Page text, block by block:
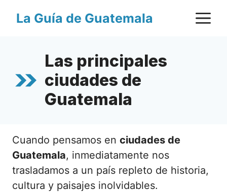
La Guía de Guatemala
Las principales
ciudades de
Guatemala
Cuando pensamos en ciudades de
Guatemala, inmediatamente nos
trasladamos a un país repleto de historia,
cultura y paisajes inolvidables.